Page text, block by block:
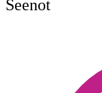
Seenot